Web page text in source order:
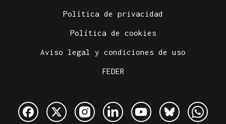
Política de privacidad
Política de cookies
Aviso legal y condiciones de uso
FEDER